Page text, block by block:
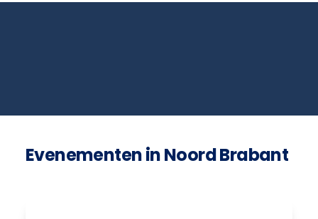
Evenementen in Noord Brabant